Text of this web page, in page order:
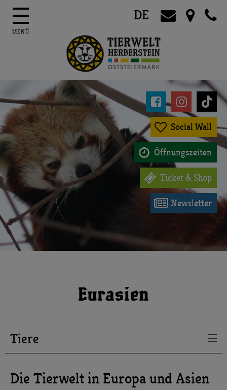
DE
  
 Social Wall
 Öffnungszeiten
 Ticket & Shop
 Newsletter
Eurasien
Tiere
Die Tierwelt in Europa und Asien